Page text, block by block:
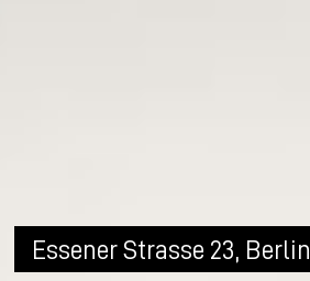
Essener Strasse 23, Berlin